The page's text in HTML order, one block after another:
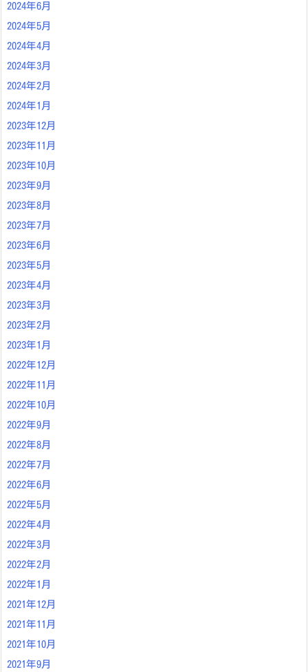
2024年6月
2024年5月
2024年4月
2024年3月
2024年2月
2024年1月
2023年12月
2023年11月
2023年10月
2023年9月
2023年8月
2023年7月
2023年6月
2023年5月
2023年4月
2023年3月
2023年2月
2023年1月
2022年12月
2022年11月
2022年10月
2022年9月
2022年8月
2022年7月
2022年6月
2022年5月
2022年4月
2022年3月
2022年2月
2022年1月
2021年12月
2021年11月
2021年10月
2021年9月